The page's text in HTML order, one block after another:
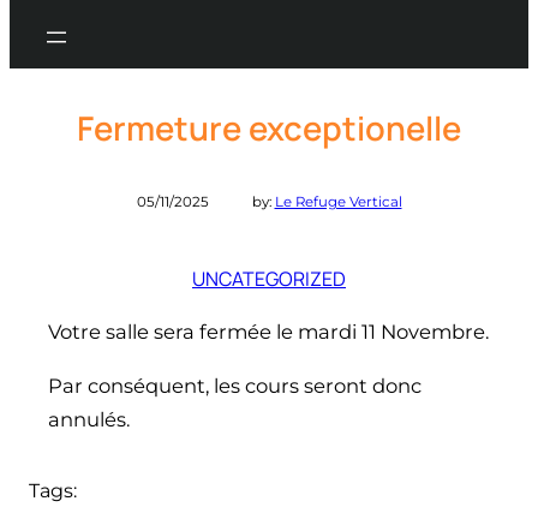
Fermeture exceptionelle
05/11/2025 by: Le Refuge Vertical
UNCATEGORIZED
Votre salle sera fermée le mardi 11 Novembre.
Par conséquent, les cours seront donc
annulés.
Tags: